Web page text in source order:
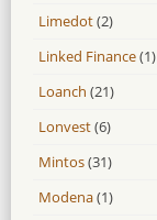
Limedot(2)
Linked Finance(1)
Loanch (21)
Lonvest(6)
Mintos(31)
Modena(1)